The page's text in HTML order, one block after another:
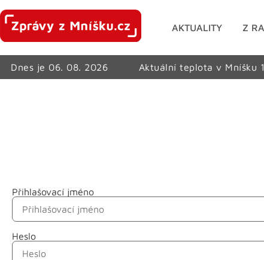
AKTUALITY Z
Dnes je 06. 08. 2026 Aktuální teplota v Mníšku
Přihlašovací jméno
Heslo
Jméno
Příjmení